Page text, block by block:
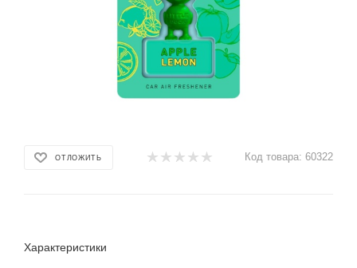
ОТЛОЖИТЬ Код товара: 60322
Характеристики